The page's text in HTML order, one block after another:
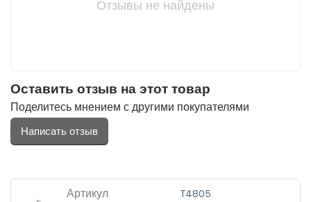
Отзывы не найдены
Оставить отзыв на этот товар
Поделитесь мнением с другими покупателями
Написать отзыв
Артикул Т4805